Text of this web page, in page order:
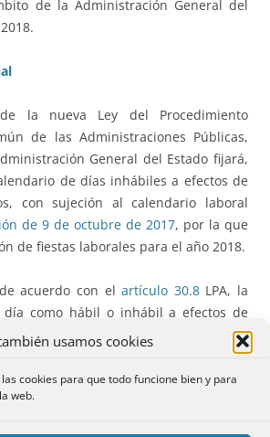
usamos cookies
cookies para que todo funcione bien y para
web.
de la Administración General del
la nueva Ley del Procedimiento
de las Administraciones Públicas,
General del Estado fijará,
de días inhábiles a efectos de
con sujeción al calendario laboral
de 9 de octubre de 2017, por la que
de fiestas laborales para el año 2018.
acuerdo con elartículo 30.8LPA, la
día como hábil o inhábil a efectos de
no determina por sí sola el
de los centros de trabajo de las
, la organización del tiempo de
los ciudadanos a los registros.